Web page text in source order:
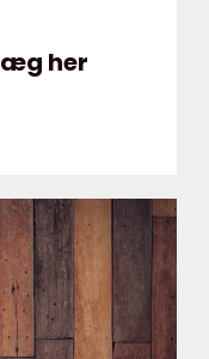
her